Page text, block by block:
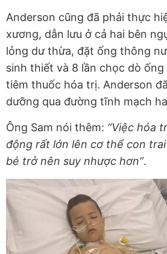
Anderson cũng đã phải thực
xương, dẫn lưu ở cả hai bên
lỏng dư thừa, đặt ống thông
sinh thiết và 8 lần chọc dò
tiêm thuốc hóa trị. Anderson
dưỡng qua đường tĩnh mạch
Ông Sam nói thêm: “Việc hóa
động rất lớn lên cơ thể con
bé trở nên suy nhược hơn”.